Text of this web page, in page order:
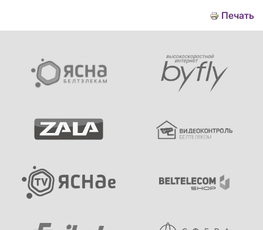
Печать